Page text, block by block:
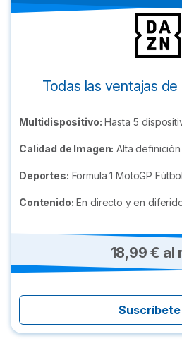
Todas las ventajas de
Multidispositivo: Hasta 5
Calidad de Imagen: Alta definición
Deportes: Formula 1 MotoGP
Contenido: En directo y en
18,99 € al